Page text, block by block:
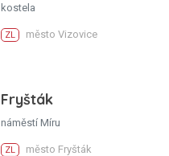
kostela
ZL město Vizovice
Fryšták
náměstí Míru
ZL město Fryšták